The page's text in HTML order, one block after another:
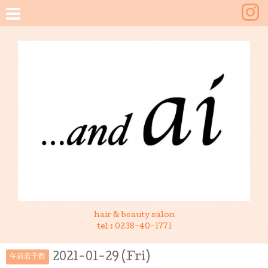
hair & beauty salon
tel : 0238-40-1771
午前若干数 2021-01-29 (Fri)